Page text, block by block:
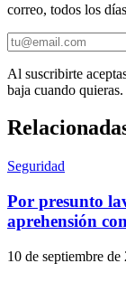
correo, todos los
Al suscribirte
baja cuando quieras.
Seguridad
Por presunto
aprehensión
10 de septiembre de